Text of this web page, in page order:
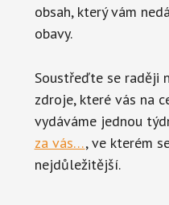
obsah, který vám
obavy.
Soustřeďte se raději
zdroje, které vás na
vydáváme jednou
za vás…, ve kterém
nejdůležitější.